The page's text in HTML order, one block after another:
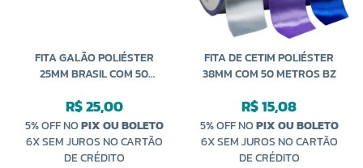
FITA GALÃO POLIÉSTER
25MM BRASIL COM 50
R$ 25,00
5% OFF NOPIX OU BOLETO
6X SEM JUROS NO CARTÃO
DE CRÉDITO
FITA DE CETIM POLIÉSTER
38MM COM 50 METROS BZ
R$ 15,08
5% OFF NOPIX OU BOLETO
6X SEM JUROS NO CARTÃO
DE CRÉDITO